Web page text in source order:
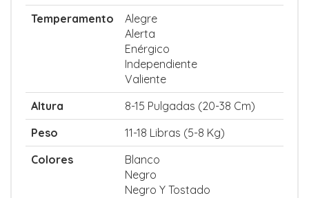
Temperamento
Alegre
Alerta
Enérgico
Independiente
Valiente
Altura
8-15 Pulgadas (20-38 Cm)
Peso
11-18 Libras (5-8 Kg)
Colores
Blanco
Negro
Negro Y Tostado